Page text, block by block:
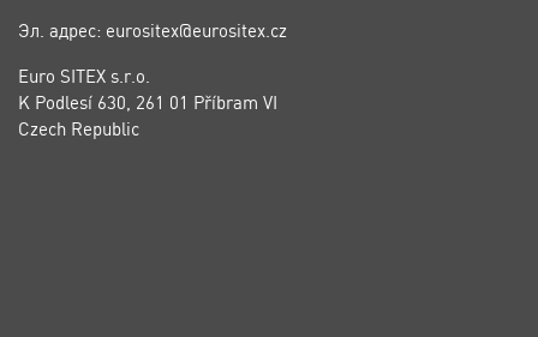
Эл. адрес: eurositex@eurositex.cz
Euro SITEX s.r.o.
K Podlesí 630, 261 01 Příbram VI
Czech Republic